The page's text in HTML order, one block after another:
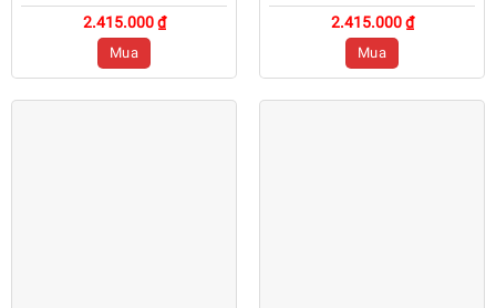
Phòng, Nhà Cửa – Cao 1M2 –
Mã CG203
2.415.000 ₫
Mua
Phòng, Nhà Cửa – Cao 1M –
Mã CG202
2.415.000 ₫
Mua